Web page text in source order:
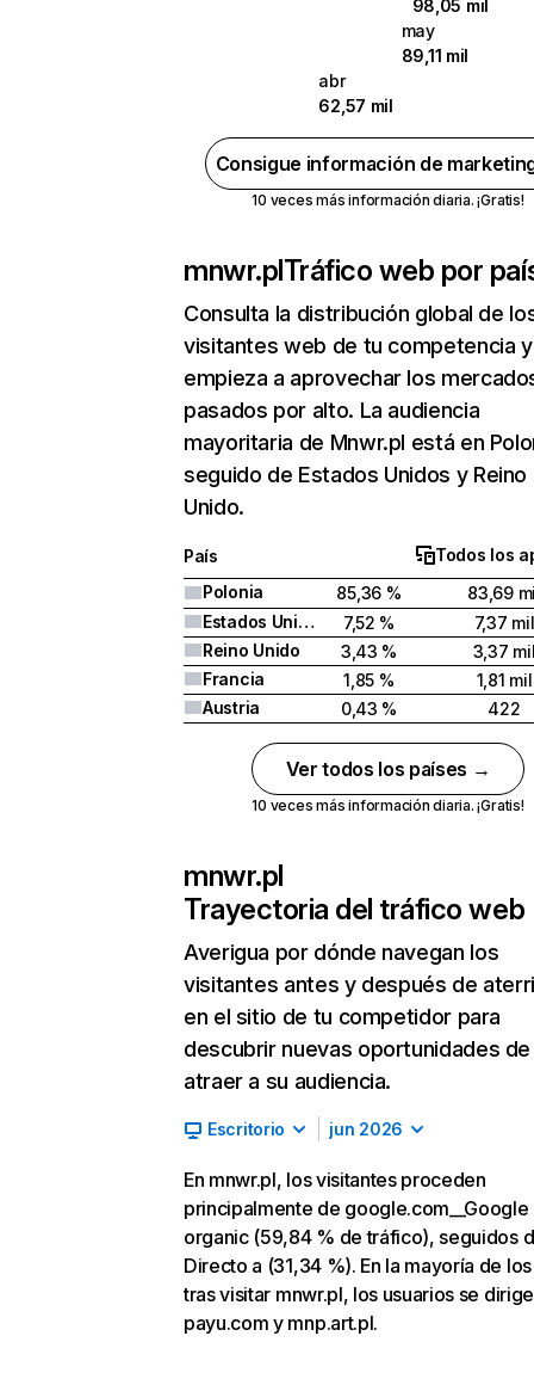
98,05 mil
may
89,11 mil
abr
62,57 mil
Consigue información de
10 veces más información diaria. ¡Gratis!
mnwr.plTráfico web por
Consulta la distribución global de
visitantes web de tu competencia y
empieza a aprovechar los
pasados por alto. La audiencia
mayoritaria de Mnwr.pl está en
seguido de Estados Unidos y Reino
Unido.
País
Todos los
Polonia
85,36 %
83,69
Estados Unidos
7,52 %
7,37 mil
Reino Unido
3,43 %
3,37
Francia
1,85 %
1,81 mil
Austria
0,43 % 422
Ver todos los países →
10 veces más información diaria. ¡Gratis!
mnwr.pl
Trayectoria del tráfico web
Averigua por dónde navegan los
visitantes antes y después de
en el sitio de tu competidor para
descubrir nuevas oportunidades de
atraer a su audiencia.
Escritorio jun 2026
En mnwr.pl, los visitantes proceden
principalmente de google.com__Google
organic (59,84 % de tráfico), seguidos
Directo a (31,34 %). En la mayoría de
tras visitar mnwr.pl, los usuarios se
payu.com y mnp.art.pl.